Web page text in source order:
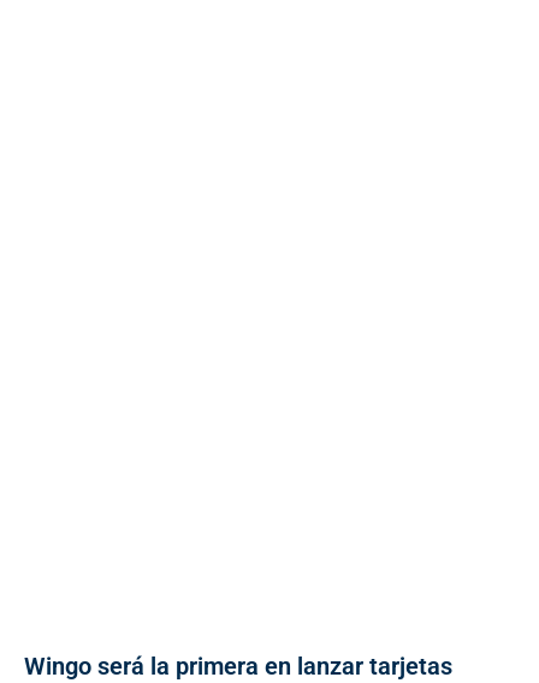
Wingo será la primera en lanzar tarjetas